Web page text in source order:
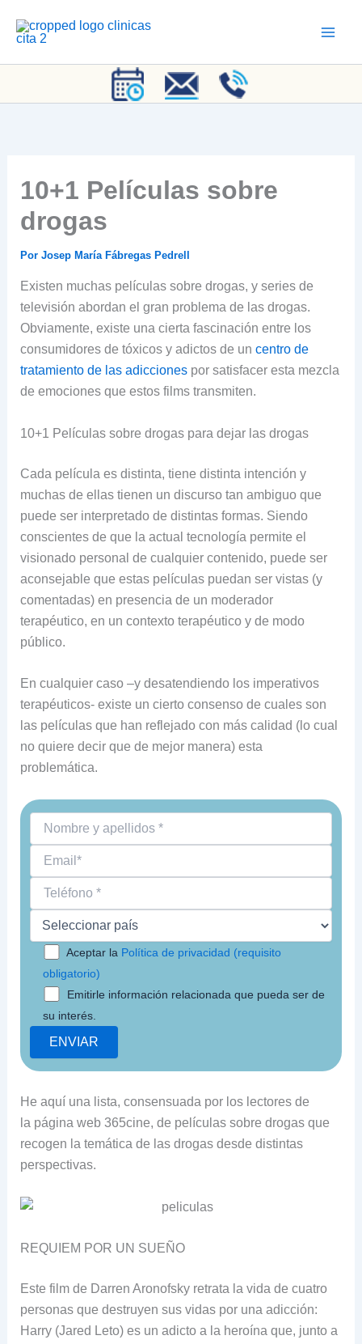
10+1 Películas sobre
drogas
Por Josep María Fábregas Pedrell
Existen muchas películas sobre drogas, y series de
televisión abordan el gran problema de las drogas.
Obviamente, existe una cierta fascinación entre los
consumidores de tóxicos y adictos de un centro de
tratamiento de las adiccionespor satisfacer esta mezcla
de emociones que estos films transmiten.
10+1 Películas sobre drogas para dejar las drogas
Cada película es distinta, tiene distinta intención y
muchas de ellas tienen un discurso tan ambiguo que
puede ser interpretado de distintas formas. Siendo
conscientes de que la actual tecnología permite el
visionado personal de cualquier contenido, puede ser
aconsejable que estas películas puedan ser vistas (y
comentadas) en presencia de un moderador
terapéutico, en un contexto terapéutico y de modo
público.
En cualquier caso –y desatendiendo los imperativos
terapéuticos- existe un cierto consenso de cuales son
las películas que han reflejado con más calidad (lo cual
no quiere decir que de mejor manera) esta
problemática.
Aceptar la Política de privacidad (requisito
obligatorio)
Emitirle información relacionada que pueda ser de
su interés.
He aquí una lista, consensuada por los lectores de
la página web 365cine, de películas sobre drogas que
recogen la temática de las drogas desde distintas
perspectivas.
REQUIEM POR UN SUEÑO
Este film de Darren Aronofsky retrata la vida de cuatro
personas que destruyen sus vidas por una adicción:
Harry (Jared Leto) es un adicto a la heroína que, junto a